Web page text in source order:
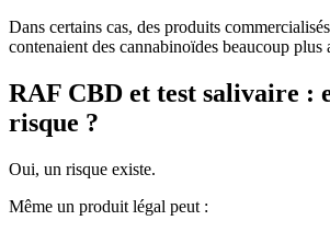
Dans certains cas, des produits
contenaient des cannabinoïdes beaucoup plus
RAF CBD et test salivaire :
risque ?
Oui, un risque existe.
Même un produit légal peut :